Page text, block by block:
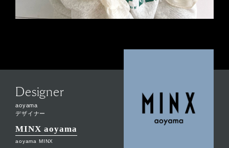
Designer
aoyama
デザイナー
MINX aoyama
aoyama MINX